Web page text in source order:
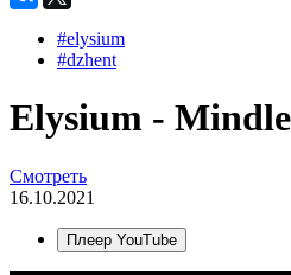
#elysium
#dzhent
Elysium -
Смотреть
16.10.2021
Плеер YouTube